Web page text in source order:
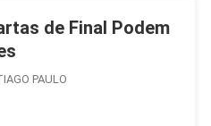
de Final Podem
PAULO